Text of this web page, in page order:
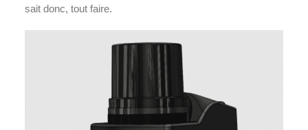
sait donc, tout faire.